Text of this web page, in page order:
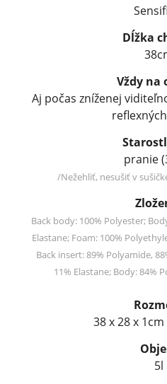
Dĺžka
Vždy na
Aj počas zníženej
pranie
/Nežehliť, nesušiť v
Back body: 100% Polyester;
Elastane; Foam: 100%
Back insert: 89% Polyamide,
11% Elastane; Body: 84%
38 x 28 x
5l